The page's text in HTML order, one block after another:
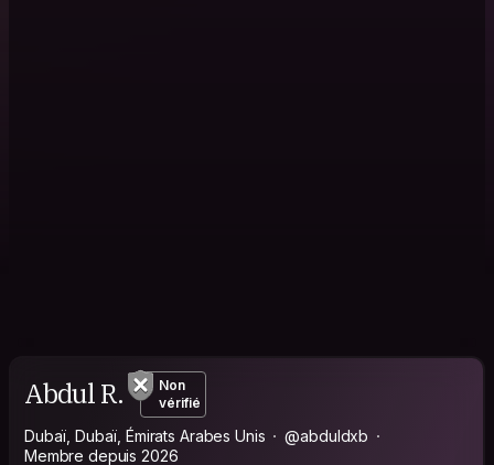
Abdul R.
Non
vérifié
Dubaï, Dubaï, Émirats Arabes Unis
@abduldxb
Membre depuis 2026